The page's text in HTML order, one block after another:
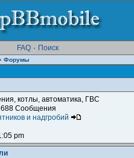
FAQ · Поиск
Форумы
котлы, автоматика, ГВС
Сообщения
и надгробий
pm